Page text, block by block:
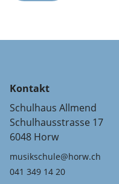
Kontakt
Schulhaus Allmend
Schulhausstrasse 17
6048 Horw
musikschule@horw.ch
041 349 14 20